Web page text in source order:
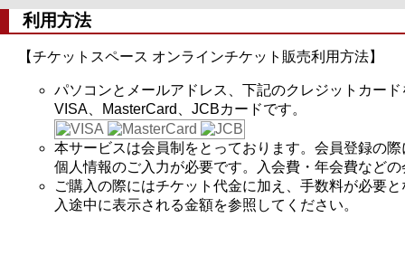
利用方法
【チケットスペース オンラインチケット販売利用方法】
パソコンとメールアドレス、下記のクレジットカー
VISA、MasterCard、JCBカードです。
本サービスは会員制をとっております。会員登録の
個人情報のご入力が必要です。入会費・年会費など
ご購入の際にはチケット代金に加え、手数料が必要
入途中に表示される金額を参照してください。